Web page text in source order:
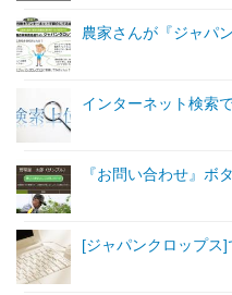
農家さんが『ジャパ
インターネット検索
『お問い合わせ』ボ
[ジャパンクロップス